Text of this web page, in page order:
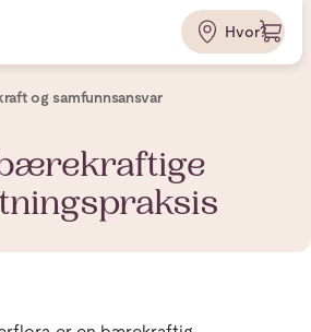
Hvor?
og samfunnsansvar